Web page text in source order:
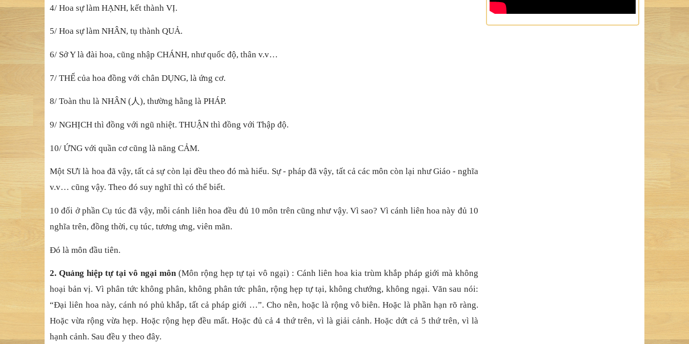
4/ Hoa sự làm HẠNH, kết thành VỊ.
5/ Hoa sự làm NHÂN, tụ thành QUẢ.
6/ Sở Y là đài hoa, cũng nhập CHÁNH, như quốc độ, thân v.v…
7/ THỂ của hoa đồng với chân DỤNG, là ứng cơ.
8/ Toàn thu là NHÂN ( 人), thường hằng là PHÁP.
9/ NGHỊCH thì đồng với ngũ nhiệt. THUẬN thì đồng với Thập độ.
10/ ỨNG với quần cơ cũng là năng CẢM.
Một SƯï là hoa đã vậy, tất cả sự còn lại đều theo đó mà hiểu. Sự - pháp đã vậy, tất cả các môn còn lại như Giáo - nghĩa
v.v… cũng vậy. Theo đó suy nghĩ thì có thể biết.
10 đối ở phần Cụ túc đã vậy, mỗi cánh liên hoa đều đủ 10 môn trên cũng như vậy. Vì sao? Vì cánh liên hoa này đủ 10
nghĩa trên, đồng thời, cụ túc, tương ưng, viên mãn.
Đó là môn đầu tiên.
2. Quảng hiệp tự tại vô ngại môn(Môn rộng hẹp tự tại vô ngại) : Cánh liên hoa kia trùm khắp pháp giới mà không
hoại bản vị. Vì phân tức không phân, không phân tức phân, rộng hẹp tự tại, không chướng, không ngại. Văn sau nói:
“Đại liên hoa này, cánh nó phủ khắp, tất cả pháp giới …”. Cho nên, hoặc là rộng vô biên. Hoặc là phần hạn rõ ràng.
Hoặc vừa rộng vừa hẹp. Hoặc rộng hẹp đều mất. Hoặc đủ cả 4 thứ trên, vì là giải cảnh. Hoặc dứt cả 5 thứ trên, vì là
hạnh cảnh. Sau đều y theo đây.